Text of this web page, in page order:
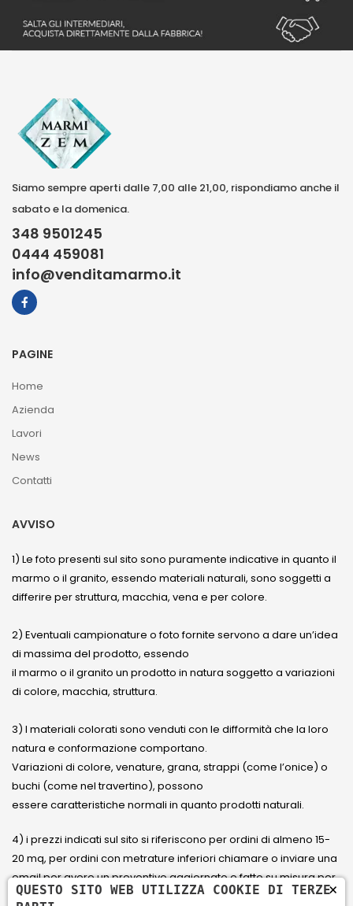
Siamo sempre aperti dalle 7,00 alle 21,00, rispondiamo anche il
sabato e la domenica.
348 9501245
0444 459081
info@venditamarmo.it
PAGINE
Home
Azienda
Lavori
News
Contatti
AVVISO
1) Le foto presenti sul sito sono puramente indicative in quanto il
marmo o il granito, essendo materiali naturali, sono soggetti a
differire per struttura, macchia, vena e per colore.
2) Eventuali campionature o foto fornite servono a dare un’idea
di massima del prodotto, essendo
il marmo o il granito un prodotto in natura soggetto a variazioni
di colore, macchia, struttura.
3) I materiali colorati sono venduti con le difformità che la loro
natura e conformazione comportano.
Variazioni di colore, venature, grana, strappi (come l’onice) o
buchi (come nel travertino), possono
essere caratteristiche normali in quanto prodotti naturali.
4) i prezzi indicati sul sito si riferiscono per ordini di almeno 15-
20 mq, per ordini con metrature inferiori chiamare o inviare una
email per avere un preventivo aggiornato e fatto su misura per
il cliente.
×
QUESTO SITO WEB UTILIZZA COOKIE DI TERZE